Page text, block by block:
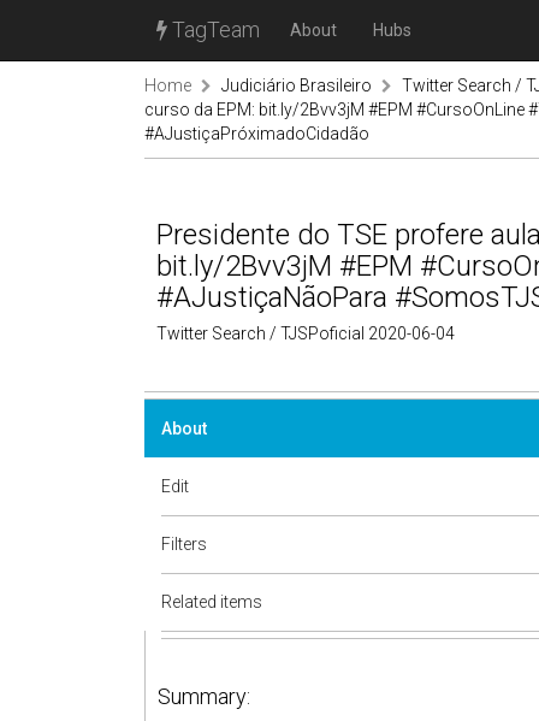
TagTeam About Hubs
Home Judiciário Brasileiro
Twitter Search /
curso da EPM: bit.ly/2Bvv3jM #EPM
#AJustiçaPróximadoCidadão
Presidente do TSE profere
bit.ly/2Bvv3jM #EPM
#AJustiçaNãoPara
Twitter Search / TJSPoficial 2020-06-04
About
Edit
Filters
Related items
Summary: